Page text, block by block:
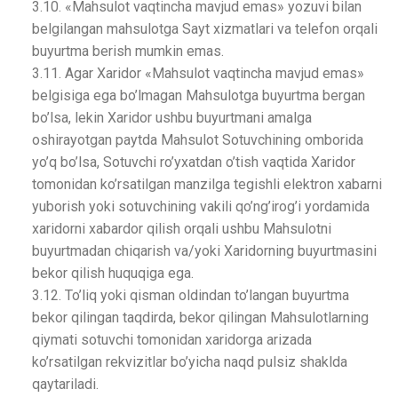
3.10. «Mahsulot vaqtincha mavjud emas» yozuvi bilan
belgilangan mahsulotga Sayt xizmatlari va telefon orqali
buyurtma berish mumkin emas.
3.11. Agar Xaridor «Mahsulot vaqtincha mavjud emas»
belgisiga ega bo’lmagan Mahsulotga buyurtma bergan
bo’lsa, lekin Xaridor ushbu buyurtmani amalga
oshirayotgan paytda Mahsulot Sotuvchining omborida
yo’q bo’lsa, Sotuvchi ro’yxatdan o’tish vaqtida Xaridor
tomonidan ko’rsatilgan manzilga tegishli elektron xabarni
yuborish yoki sotuvchining vakili qo’ng’irog’i yordamida
xaridorni xabardor qilish orqali ushbu Mahsulotni
buyurtmadan chiqarish va/yoki Xaridorning buyurtmasini
bekor qilish huquqiga ega.
3.12. To’liq yoki qisman oldindan to’langan buyurtma
bekor qilingan taqdirda, bekor qilingan Mahsulotlarning
qiymati sotuvchi tomonidan xaridorga arizada
ko’rsatilgan rekvizitlar bo’yicha naqd pulsiz shaklda
qaytariladi.